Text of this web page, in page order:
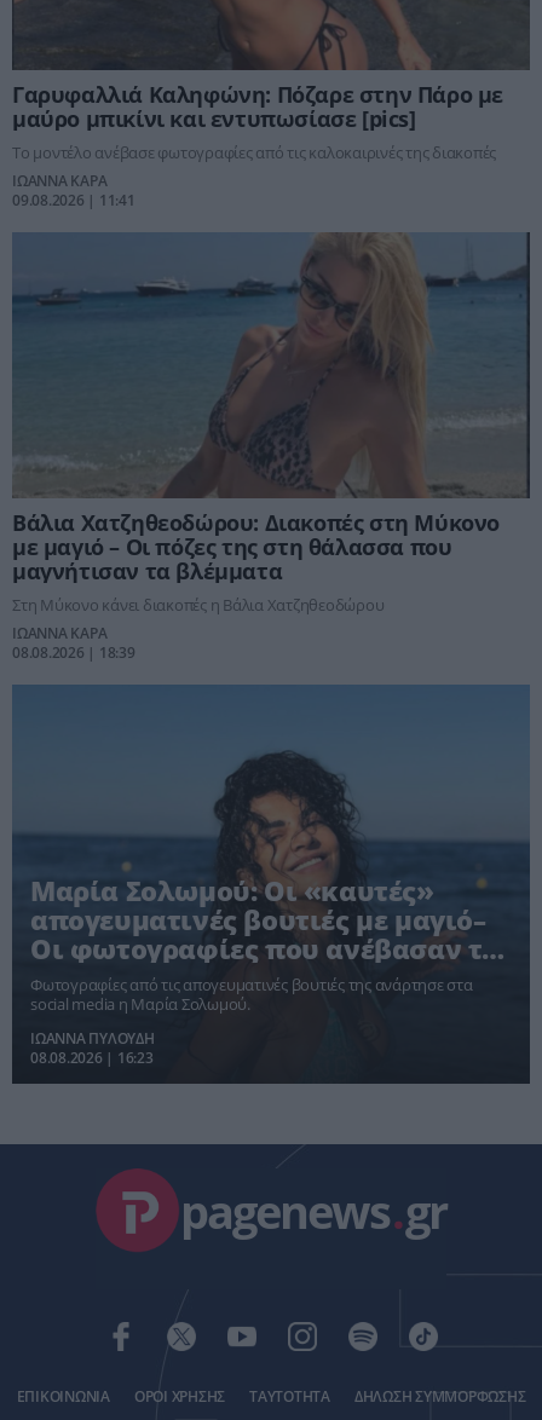
Γαρυφαλλιά Καληφώνη: Πόζαρε στην Πάρο με
μαύρο μπικίνι και εντυπωσίασε [pics]
Το μοντέλο ανέβασε φωτογραφίες από τις καλοκαιρινές της διακοπές
ΙΩΑΝΝΑ ΚΑΡΑ
09.08.2026 | 11:41
Βάλια Χατζηθεοδώρου: Διακοπές στη Μύκονο
με μαγιό – Οι πόζες της στη θάλασσα που
μαγνήτισαν τα βλέμματα
Στη Μύκονο κάνει διακοπές η Βάλια Χατζηθεοδώρου
ΙΩΑΝΝΑ ΚΑΡΑ
08.08.2026 | 18:39
Μαρία Σολωμού: Οι «καυτές»
απογευματινές βουτιές με μαγιό–
Οι φωτογραφίες που ανέβασαν τη
θερμοκρασία!
Φωτογραφίες από τις απογευματινές βουτιές της ανάρτησε στα
social media η Μαρία Σολωμού.
ΙΩΑΝΝΑ ΠΥΛΟΥΔΗ
08.08.2026 | 16:23
pagenews.gr
ΕΠΙΚΟΙΝΩΝΙΑ ΟΡΟΙ ΧΡΗΣΗΣ ΤΑΥΤΟΤΗΤΑ ΔΗΛΩΣΗ ΣΥΜΜΟΡΦΩΣΗΣ